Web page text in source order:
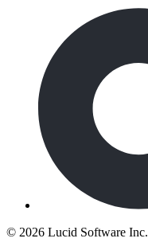
© 2026 Lucid Software Inc.